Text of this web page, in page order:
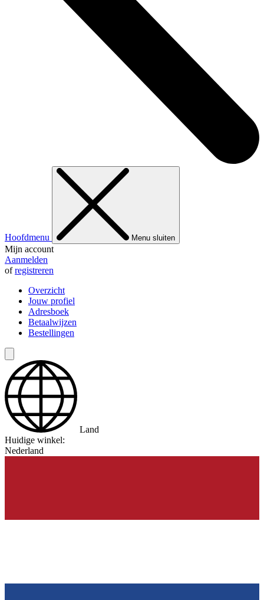
Hoofdmenu Menu sluiten
Mijn account
Aanmelden
ofregistreren
Overzicht
Jouw profiel
Adresboek
Betaalwijzen
Bestellingen
Land
Huidige winkel:
Nederland